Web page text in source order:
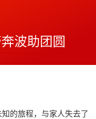
波助团圆
的旅程，与家人失去了